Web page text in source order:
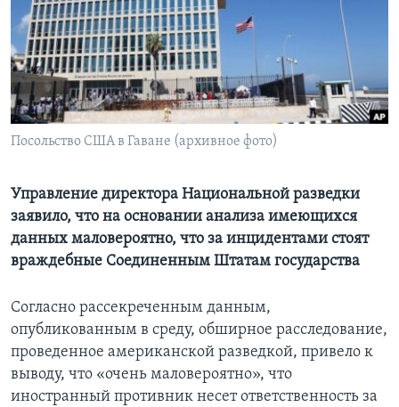
Learning English
СОЦИАЛЬНЫЕ СЕТИ
Посольство США в Гаване (архивное фото)
Управление директора Национальной разведки
заявило, что на основании анализа имеющихся
данных маловероятно, что за инцидентами стоят
враждебные Соединенным Штатам государства
Согласно рассекреченным данным,
опубликованным в среду, обширное расследование,
проведенное американской разведкой, привело к
выводу, что «очень маловероятно», что
иностранный противник несет ответственность за